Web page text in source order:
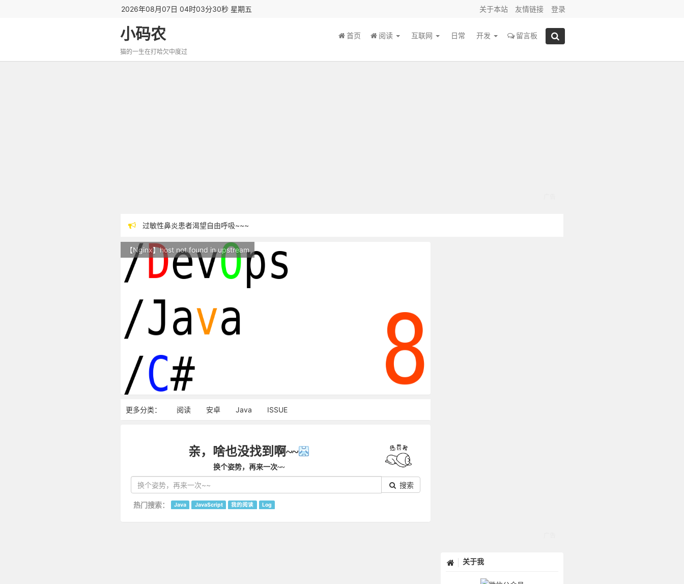
2026年08月07日 04时03分31秒 星期五 关于本站 友情链接 登录
小码农
猫的一生在打哈欠中度过
首页 阅读 互联网 日常 开发 留言板
过敏性鼻炎患者渴望自由呼吸~~~
站点随时调整中，如果不能访问，请稍等片刻
反对日本核废水排海
【Nginx】host not found in upstream
更多分类： 阅读 安卓 Java ISSUE
亲，啥也没找到啊~~
换个姿势，再来一次~~
搜索
热门搜索： Java JavaScript 我的阅读 Log
关于我